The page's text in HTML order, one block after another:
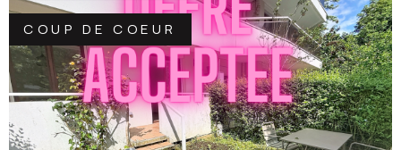
COUP DE COEUR